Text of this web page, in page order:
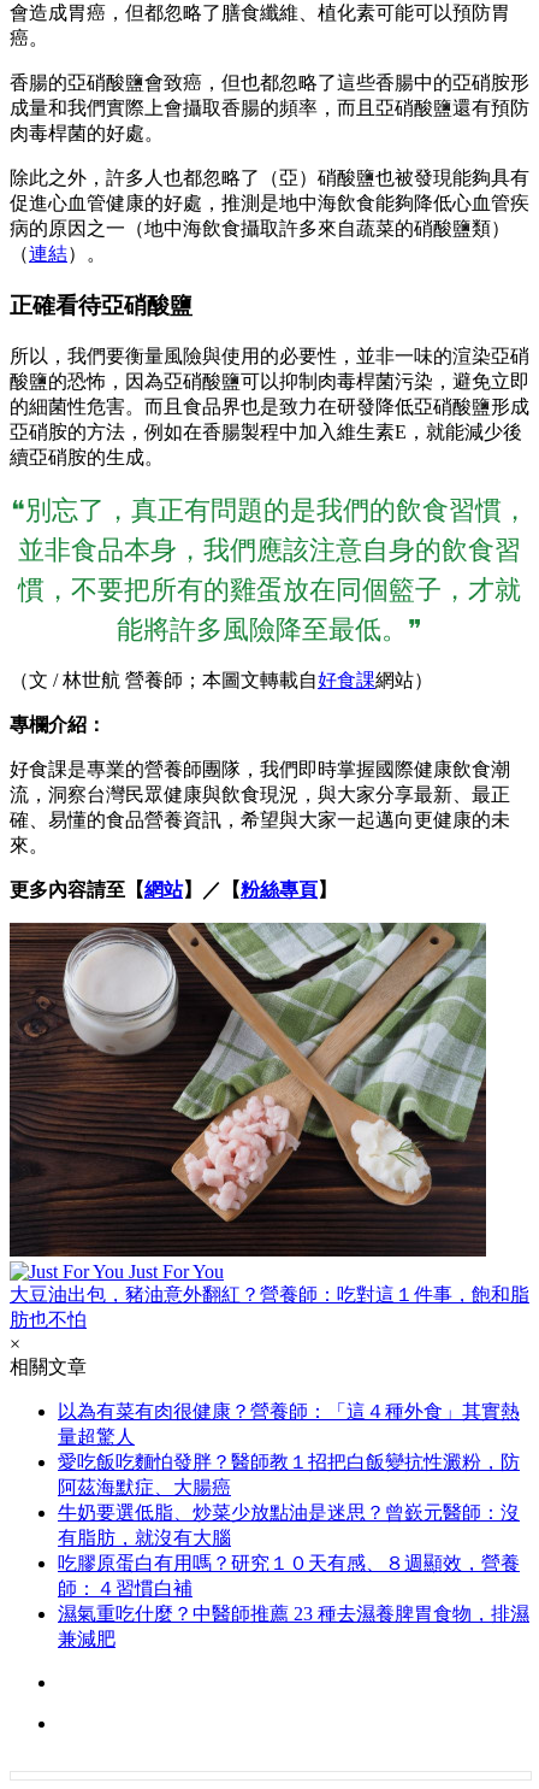
會造成胃癌，但都忽略了膳食纖維、植化素可能可以預防胃
癌。
香腸的亞硝酸鹽會致癌，但也都忽略了這些香腸中的亞硝胺形
成量和我們實際上會攝取香腸的頻率，而且亞硝酸鹽還有預防
肉毒桿菌的好處。
除此之外，許多人也都忽略了（亞）硝酸鹽也被發現能夠具有
促進心血管健康的好處，推測是地中海飲食能夠降低心血管疾
病的原因之一（地中海飲食攝取許多來自蔬菜的硝酸鹽類）
（連結）。
正確看待亞硝酸鹽
所以，我們要衡量風險與使用的必要性，並非一味的渲染亞硝
酸鹽的恐怖，因為亞硝酸鹽可以抑制肉毒桿菌污染，避免立即
的細菌性危害。而且食品界也是致力在研發降低亞硝酸鹽形成
亞硝胺的方法，例如在香腸製程中加入維生素E，就能減少後
續亞硝胺的生成。
❝別忘了，真正有問題的是我們的飲食習慣，
並非食品本身，我們應該注意自身的飲食習
慣，不要把所有的雞蛋放在同個籃子，才就
能將許多風險降至最低。❞
（文 / 林世航 營養師；本圖文轉載自好食課網站）
專欄介紹：
好食課是專業的營養師團隊，我們即時掌握國際健康飲食潮
流，洞察台灣民眾健康與飲食現況，與大家分享最新、最正
確、易懂的食品營養資訊，希望與大家一起邁向更健康的未
來。
更多內容請至【網站】／【粉絲專頁】
Just For You
大豆油出包，豬油意外翻紅？營養師：吃對這１件事，飽和脂
肪也不怕
×
相關文章
以為有菜有肉很健康？營養師：「這４種外食」其實熱
量超驚人
愛吃飯吃麵怕發胖？醫師教１招把白飯變抗性澱粉，防
阿茲海默症、大腸癌
牛奶要選低脂、炒菜少放點油是迷思？曾嶔元醫師：沒
有脂肪，就沒有大腦
吃膠原蛋白有用嗎？研究１０天有感、８週顯效，營養
師：４習慣白補
濕氣重吃什麼？中醫師推薦 23 種去濕養脾胃食物，排濕
兼減肥